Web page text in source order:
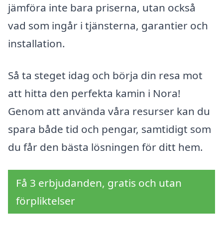
jämföra inte bara priserna, utan också
vad som ingår i tjänsterna, garantier och
installation.
Så ta steget idag och börja din resa mot
att hitta den perfekta kamin i Nora!
Genom att använda våra resurser kan du
spara både tid och pengar, samtidigt som
du får den bästa lösningen för ditt hem.
Få 3 erbjudanden, gratis och utan
förpliktelser